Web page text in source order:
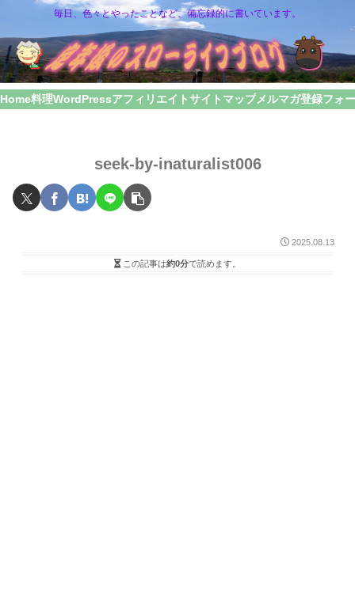
毎日、色々とやったことなど、備忘録的に書いています。
Home料理WordPressアフィリエイトサイトマップメルマガ登録フォ
seek-by-inaturalist006
2025.08.13
この記事は約0分で読めます。